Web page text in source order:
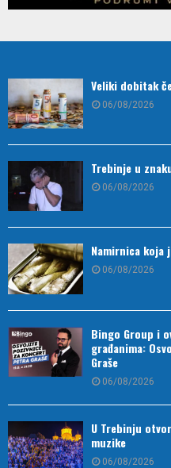
Veliki dobitak
06/08/2026
Trebinje u
06/08/2026
Namirnica koja
06/08/2026
Bingo Group i
građanima:
Graše
06/08/2026
U Trebinju
muzike
06/08/2026